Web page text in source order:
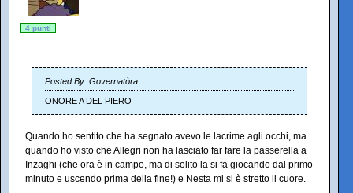
4 punti
Posted By: Governatòra
ONORE A DEL PIERO
Quando ho sentito che ha segnato avevo le lacrime agli occhi, ma
quando ho visto che Allegri non ha lasciato far fare la passerella a
Inzaghi (che ora è in campo, ma di solito la si fa giocando dal primo
minuto e uscendo prima della fine!) e Nesta mi si è stretto il cuore.